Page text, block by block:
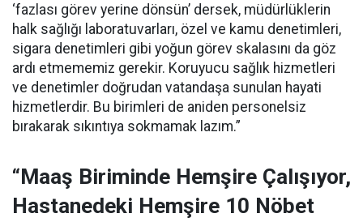
‘fazlası görev yerine dönsün’ dersek, müdürlüklerin
halk sağlığı laboratuvarları, özel ve kamu denetimleri,
sigara denetimleri gibi yoğun görev skalasını da göz
ardı etmememiz gerekir. Koruyucu sağlık hizmetleri
ve denetimler doğrudan vatandaşa sunulan hayati
hizmetlerdir. Bu birimleri de aniden personelsiz
bırakarak sıkıntıya sokmamak lazım.”
“Maaş Biriminde Hemşire Çalışıyor,
Hastanedeki Hemşire 10 Nöbet